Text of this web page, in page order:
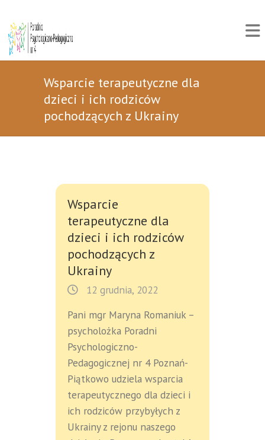
Wsparcie terapeutyczne dla
dzieci i ich rodziców
pochodzących z Ukrainy
Wsparcie
terapeutyczne dla
dzieci i ich rodziców
pochodzących z
Ukrainy
12 grudnia, 2022
Pani mgr Maryna Romaniuk –
psycholożka Poradni
Psychologiczno-
Pedagogicznej nr 4 Poznań-
Piątkowo udziela wsparcia
terapeutycznego dla dzieci i
ich rodziców przybyłych z
Ukrainy z rejonu naszego